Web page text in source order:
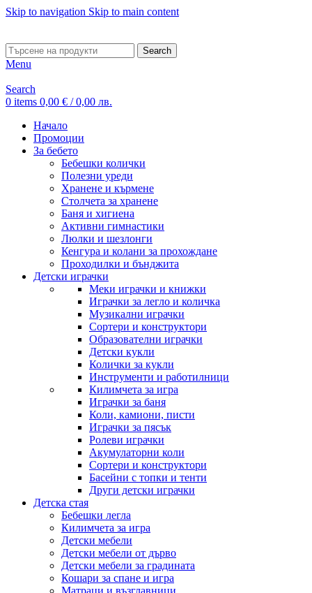
Skip to navigation Skip to main content
Search
Menu
Search
0 items 0,00 € / 0,00 лв.
Начало
Промоции
За бебето
Бебешки колички
Полезни уреди
Хранене и кърмене
Столчета за хранене
Баня и хигиена
Активни гимнастики
Люлки и шезлонги
Кенгура и колани за прохождане
Проходилки и бънджита
Детски играчки
Меки играчки и книжки
Играчки за легло и количка
Музикални играчки
Сортери и конструктори
Образователни играчки
Детски кукли
Колички за кукли
Инструменти и работилници
Килимчета за игра
Играчки за баня
Коли, камиони, писти
Играчки за пясък
Ролеви играчки
Акумулаторни коли
Сортери и конструктори
Басейни с топки и тенти
Други детски играчки
Детска стая
Бебешки легла
Килимчета за игра
Детски мебели
Детски мебели от дърво
Детски мебели за градината
Кошари за спане и игра
Матраци и възглавници